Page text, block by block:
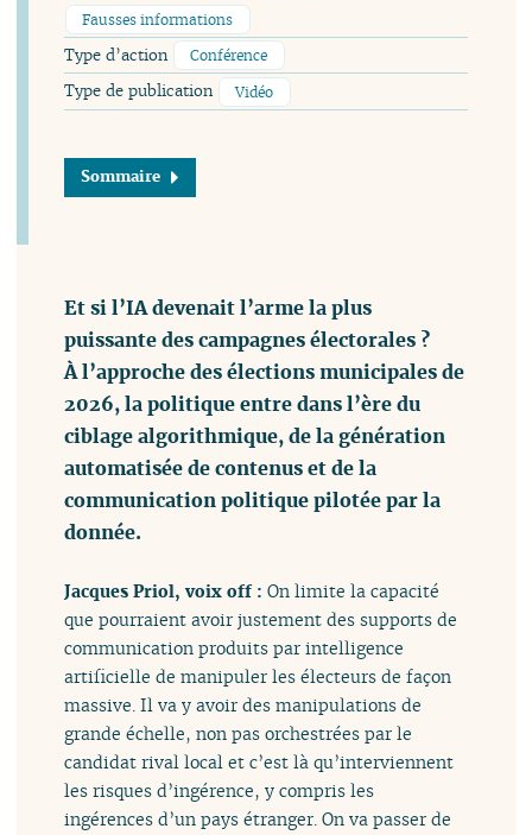
Fausses informations
Type d’action Conférence
Type de publication Vidéo
Sommaire
Et si l’IA devenait l’arme la plus
puissante des campagnes électorales ?
À l’approche des élections municipales de
2026, la politique entre dans l’ère du
ciblage algorithmique, de la génération
automatisée de contenus et de la
communication politique pilotée par la
donnée.
Jacques Priol, voix off :On limite la capacité
que pourraient avoir justement des supports de
communication produits par intelligence
artificielle de manipuler les électeurs de façon
massive. Il va y avoir des manipulations de
grande échelle, non pas orchestrées par le
candidat rival local et c’est là qu’interviennent
les risques d’ingérence, y compris les
ingérences d’un pays étranger. On va passer de